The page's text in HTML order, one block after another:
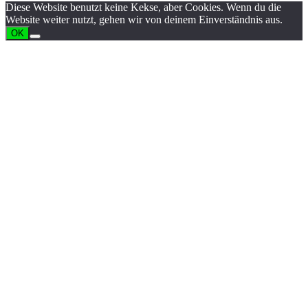
Diese Website benutzt keine Kekse, aber Cookies. Wenn du die
Website weiter nutzt, gehen wir von deinem Einverständnis aus.
OK